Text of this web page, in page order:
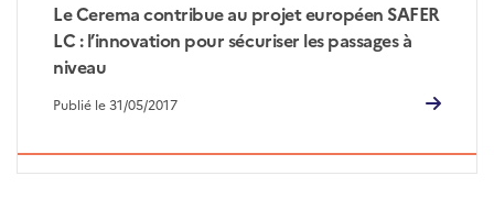
Le Cerema contribue au projet européen SAFER
LC : l’innovation pour sécuriser les passages à
niveau
Publié le 31/05/2017